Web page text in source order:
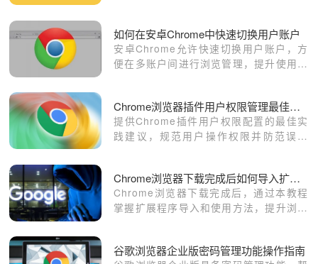
如何在安卓Chrome中快速切换用户账户
安卓Chrome允许快速切换用户账户，方
便在多账户间进行浏览管理，提升使用效
Chrome浏览器插件用户权限管理最佳实践
提供Chrome插件用户权限配置的最佳实
践建议，规范用户操作权限并防范误操
Chrome浏览器下载完成后如何导入扩展程序使用
Chrome浏览器下载完成后，通过本教程
掌握扩展程序导入和使用方法，提升浏览
谷歌浏览器企业版密码管理功能操作指南